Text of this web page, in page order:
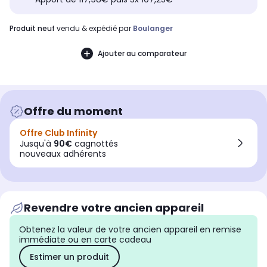
produit neuf vendu & expédié par Boulanger
Ajouter au comparateur
Offre du moment
Offre Club Infinity
Jusqu'à 90€ cagnottés
nouveaux adhérents
Revendre votre ancien appareil
Obtenez la valeur de votre ancien appareil en remise
immédiate ou en carte cadeau
Estimer un produit